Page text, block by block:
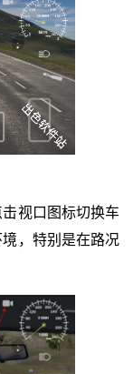
视口图标切换车
，特别是在路况